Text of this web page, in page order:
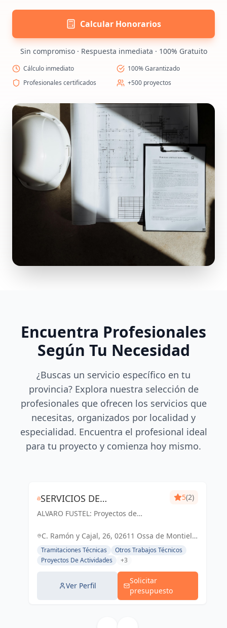
Calcular Honorarios
Sin compromiso · Respuesta inmediata · 100% Gratuito
Cálculo inmediato
100% Garantizado
Profesionales certificados
+500 proyectos
Encuentra Profesionales
Según Tu Necesidad
¿Buscas un servicio específico en tu
provincia? Explora nuestra selección de
profesionales que ofrecen los servicios que
necesitas, organizados por localidad y
especialidad. Encuentra el profesional ideal
para tu proyecto y comienza hoy mismo.
SERVICIOS DE
ARQUITECTURA E
INMOBILIARIA ÁLVARO
FUSTEL
ALVARO FUSTEL: Proyectos de
en Albacete, Ciudad Real y Madrid
5(2)
C. Ramón y Cajal, 26, 02611 Ossa de Montiel,
Albacete, España, España
Tramitaciones Técnicas
Otros Trabajos Técnicos
Proyectos De Actividades
+3
Ver Perfil
Solicitar
presupuesto